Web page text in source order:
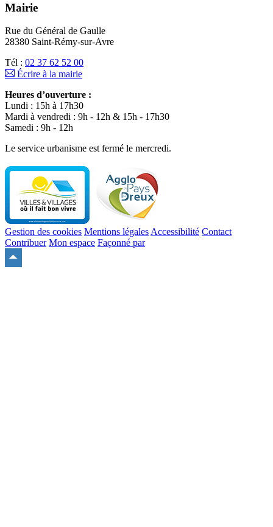
Mairie
Rue du Général de Gaulle
28380 Saint-Rémy-sur-Avre
Tél : 02 37 62 52 00
Écrire à la mairie
Heures d’ouverture :
Lundi : 15h à 17h30
Mardi à vendredi : 9h - 12h & 15h - 17h30
Samedi : 9h - 12h
Le service urbanisme est fermé le mercredi.
Gestion des cookies Mentions légales Accessibilité Contact
Contribuer Mon espace Façonné par